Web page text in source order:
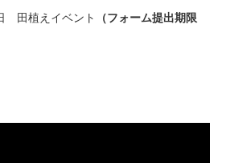
田植えイベント （フォーム提出期限